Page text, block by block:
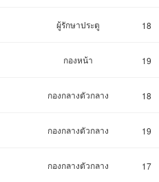
ผู้รักษาประตู 18
กองหน้า 19
กองกลางตัวกลาง 18
กองกลางตัวกลาง 19
กองกลางตัวกลาง 17